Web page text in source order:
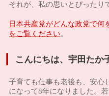
それが、私の思いとぴったり
日本共産党がどんな政党で何
をご覧ください。
こんにちは、宇田たか
子育ても仕事も老後も、安心
になって8年になりました。